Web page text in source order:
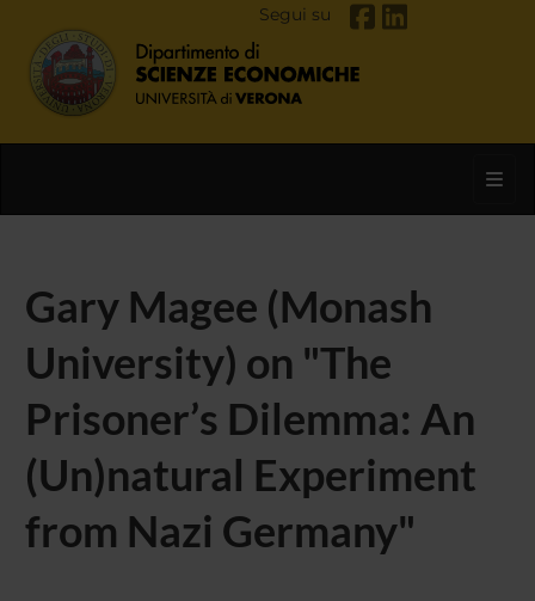
Segui su
Gary Magee (Monash
University) on "The
Prisoner’s Dilemma: An
(Un)natural Experiment
from Nazi Germany"